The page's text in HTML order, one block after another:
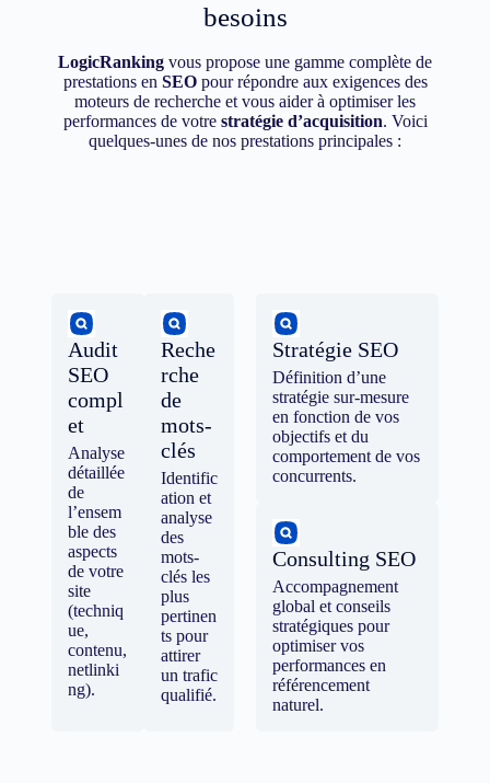
besoins
LogicRanking vous propose une gamme complète de
prestations en SEOpour répondre aux exigences des
moteurs de recherche et vous aider à optimiser les
performances de votre stratégie d’acquisition. Voici
quelques-unes de nos prestations principales :
Audit
SEO
compl
et
Analyse
détaillée
de
l’ensem
ble des
aspects
de votre
site
(techniq
ue,
contenu,
netlinki
ng).
Reche
rche
de
mots-
clés
Identific
ation et
analyse
des
mots-
clés les
plus
pertinen
ts pour
attirer
un trafic
qualifié.
Stratégie SEO
Définition d’une
stratégie sur-mesure
en fonction de vos
objectifs et du
comportement de vos
concurrents.
Consulting SEO
Accompagnement
global et conseils
stratégiques pour
optimiser vos
performances en
référencement
naturel.